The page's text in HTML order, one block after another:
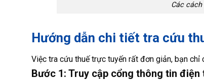
Các
Hướng dẫn chi tiết tra cứu
Việc tra cứu thuế trực tuyến rất đơn giản, bạn chỉ
Bước 1: Truy cập cổng thông tin điện